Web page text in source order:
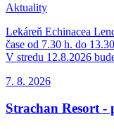
Aktuality
Lekáreň Echinacea
čase od 7.30 h. do
V stredu 12.8.2026
7. 8. 2026
Strachan Resort -